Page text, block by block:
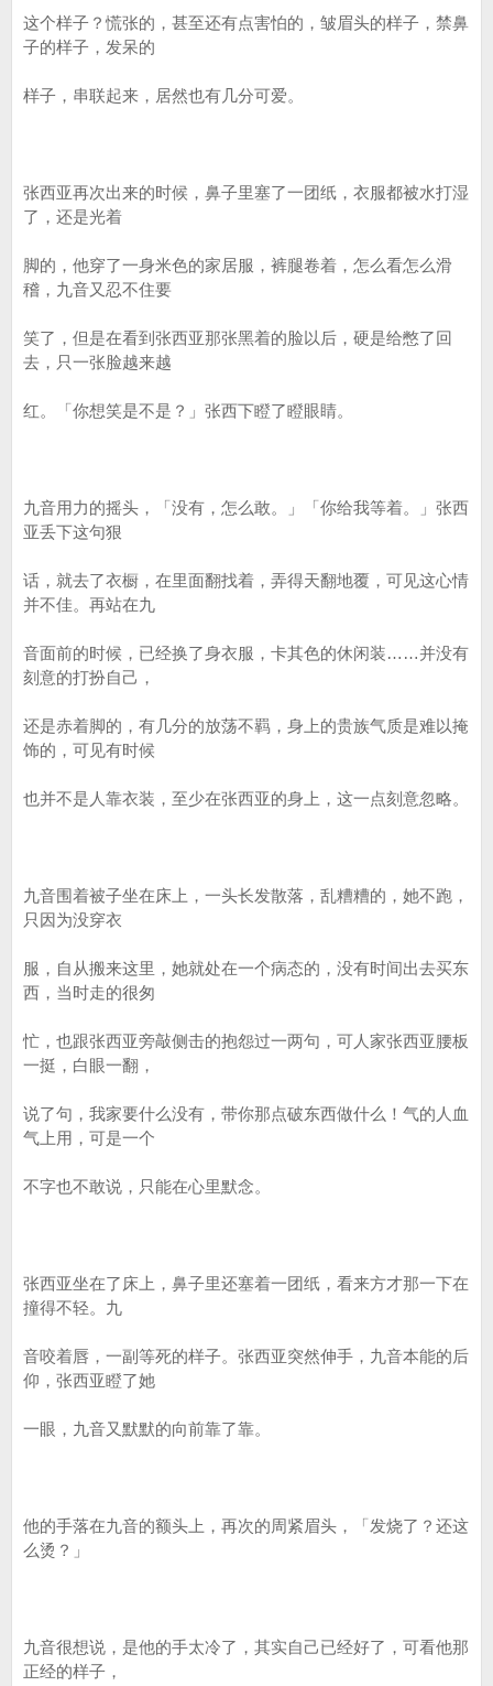
这个样子？慌张的，甚至还有点害怕的，皱眉头的样子，禁鼻
子的样子，发呆的
样子，串联起来，居然也有几分可爱。
张西亚再次出来的时候，鼻子里塞了一团纸，衣服都被水打湿
了，还是光着
脚的，他穿了一身米色的家居服，裤腿卷着，怎么看怎么滑
稽，九音又忍不住要
笑了，但是在看到张西亚那张黑着的脸以后，硬是给憋了回
去，只一张脸越来越
红。「你想笑是不是？」张西下瞪了瞪眼睛。
九音用力的摇头，「没有，怎么敢。」「你给我等着。」张西
亚丢下这句狠
话，就去了衣橱，在里面翻找着，弄得天翻地覆，可见这心情
并不佳。再站在九
音面前的时候，已经换了身衣服，卡其色的休闲装……并没有
刻意的打扮自己，
还是赤着脚的，有几分的放荡不羁，身上的贵族气质是难以掩
饰的，可见有时候
也并不是人靠衣装，至少在张西亚的身上，这一点刻意忽略。
九音围着被子坐在床上，一头长发散落，乱糟糟的，她不跑，
只因为没穿衣
服，自从搬来这里，她就处在一个病态的，没有时间出去买东
西，当时走的很匆
忙，也跟张西亚旁敲侧击的抱怨过一两句，可人家张西亚腰板
一挺，白眼一翻，
说了句，我家要什么没有，带你那点破东西做什么！气的人血
气上用，可是一个
不字也不敢说，只能在心里默念。
张西亚坐在了床上，鼻子里还塞着一团纸，看来方才那一下在
撞得不轻。九
音咬着唇，一副等死的样子。张西亚突然伸手，九音本能的后
仰，张西亚瞪了她
一眼，九音又默默的向前靠了靠。
他的手落在九音的额头上，再次的周紧眉头，「发烧了？还这
么烫？」
九音很想说，是他的手太冷了，其实自己已经好了，可看他那
正经的样子，